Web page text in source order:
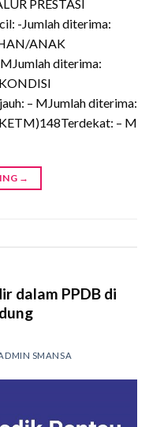
PRESTASI
-Jumlah diterima:
ANAK
diterima:
– MJumlah diterima:
– M
→
dalam PPDB di
SMANSA